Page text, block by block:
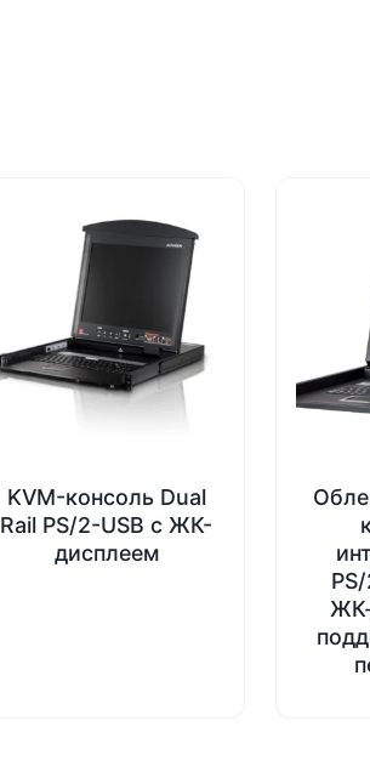
KVM-консоль Dual
Rail PS/2-USB с ЖК-
дисплеем